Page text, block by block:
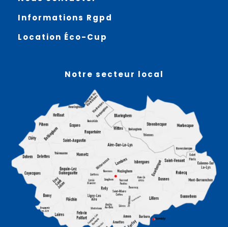
Informations Rgpd
Location Éco-Cup
Notre secteur local